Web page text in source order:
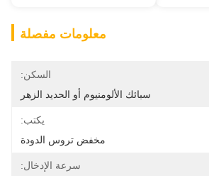
معلومات مفصلة
السكن:
سبائك الألومنيوم أو الحديد الزهر
يكتب:
مخفض تروس الدودة
سرعة الإدخال: